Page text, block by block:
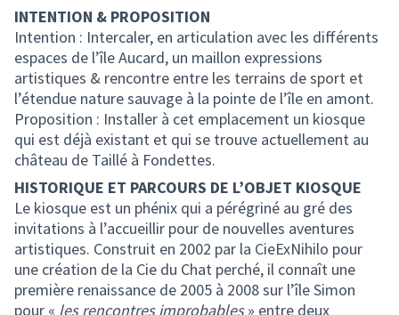
INTENTION & PROPOSITION
Intention : Intercaler, en articulation avec les différents
espaces de l’île Aucard, un maillon expressions
artistiques & rencontre entre les terrains de sport et
l’étendue nature sauvage à la pointe de l’île en amont.
Proposition : Installer à cet emplacement un kiosque
qui est déjà existant et qui se trouve actuellement au
château de Taillé à Fondettes.
HISTORIQUE ET PARCOURS DE L’OBJET KIOSQUE
Le kiosque est un phénix qui a pérégriné au gré des
invitations à l’accueillir pour de nouvelles aventures
artistiques. Construit en 2002 par la CieExNihilo pour
une création de la Cie du Chat perché, il connaît une
première renaissance de 2005 à 2008 sur l’île Simon
pour « les rencontres improbables» entre deux